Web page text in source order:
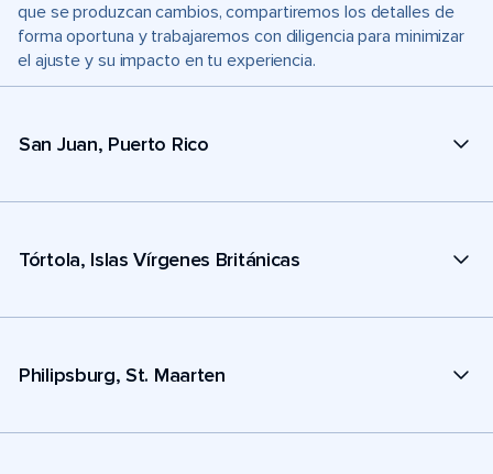
que se produzcan cambios, compartiremos los detalles de
forma oportuna y trabajaremos con diligencia para minimizar
el ajuste y su impacto en tu experiencia.
San Juan, Puerto Rico
Tórtola, Islas Vírgenes Británicas
Philipsburg, St. Maarten